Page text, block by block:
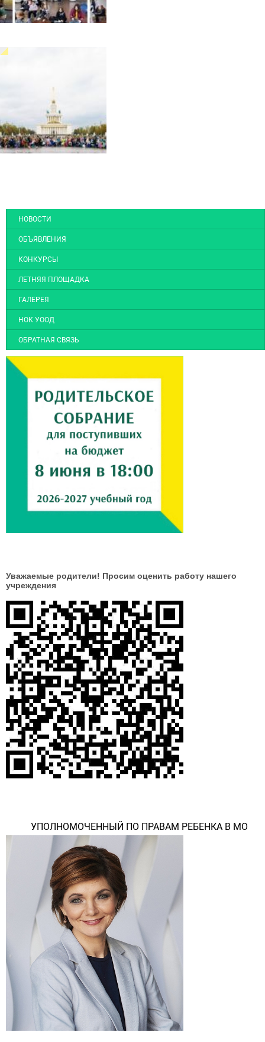
НОВОСТИ
ОБЪЯВЛЕНИЯ
КОНКУРСЫ
ЛЕТНЯЯ ПЛОЩАДКА
ГАЛЕРЕЯ
НОК УООД
ОБРАТНАЯ СВЯЗЬ
Уважаемые родители! Просим оценить работу нашего
учреждения
УПОЛНОМОЧЕННЫЙ ПО ПРАВАМ РЕБЕНКА В МО